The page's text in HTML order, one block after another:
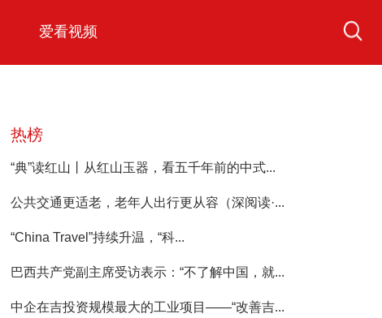
爱看视频
热榜
“典”读红山丨从红山玉器，看五千年前的中式...
公共交通更适老，老年人出行更从容（深阅读·...
“China Travel”持续升温，“科...
巴西共产党副主席受访表示：“不了解中国，就...
中企在吉投资规模最大的工业项目——“改善吉...